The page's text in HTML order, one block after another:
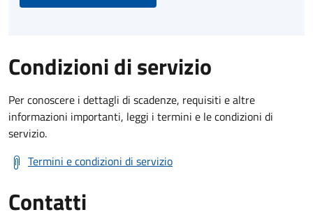
Condizioni di servizio
Per conoscere i dettagli di scadenze, requisiti e altre
informazioni importanti, leggi i termini e le condizioni di
servizio.
Termini e condizioni di servizio
Contatti